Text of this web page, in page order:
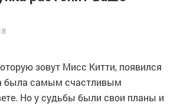
зовут Мисс Китти, появился
была самым счастливым
Но у судьбы были свои планы и